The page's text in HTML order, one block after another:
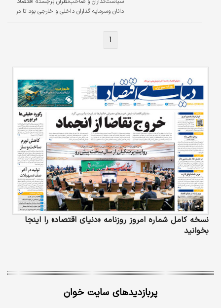
دانان وسرمایه گذاران داخلی و خارجی بود تا در
تازه‌ای برای حرکت ایران به‌سوی توسعه پایدار
مبتنی بر ظرفیت‌های دریایی و انرژی ترسیم شود.
۱
نسخه کامل شماره امروز روزنامه «دنیای‌ اقتصاد» را اینجا
بخوانید
پربازدیدهای سایت خوان